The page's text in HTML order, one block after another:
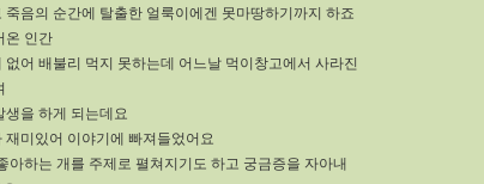
죽음의 순간에 탈출한 얼룩이에겐 못마땅하기까지 하죠
온 인간
없어 배불리 먹지 못하는데 어느날 먹이창고에서 사라진
생을 하게 되는데요
재미있어 이야기에 빠져들었어요
아하는 개를 주제로 펼쳐지기도 하고 궁금증을 자아내